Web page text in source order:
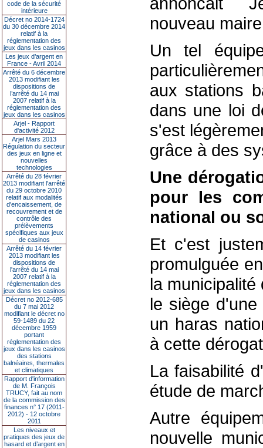
code de la sécurité
intérieure
Décret no 2014-1724
du 30 décembre 2014
relatif à la
réglementation des
jeux dans les casinos
Les jeux d’argent en
France - Avril 2014
Arrêté du 6 décembre
2013 modifiant les
dispositions de
l’arrêté du 14 mai
2007 relatif à la
réglementation des
jeux dans les casinos
Arjel - Rapport
d'activité 2012
Arjel Mars 2013
Régulation du secteur
des jeux en ligne et
nouvelles
technologies
Arrêté du 28 février
2013 modifiant l'arrêté
du 29 octobre 2010
relatif aux modalités
d'encaissement, de
recouvrement et de
contrôle des
prélèvements
spécifiques aux jeux
de casinos
Arrêté du 14 février
2013 modifiant les
dispositions de
l'arrêté du 14 mai
2007 relatif à la
réglementation des
jeux dans les casinos
Décret no 2012-685
du 7 mai 2012
modifiant le décret no
59-1489 du 22
décembre 1959
portant
réglementation des
jeux dans les casinos
des stations
balnéaires, thermales
et climatiques
Rapport d'information
de M. François
TRUCY, fait au nom
de la commission des
finances n° 17 (2011-
2012) - 12 octobre
2011
Les niveaux et
pratiques des jeux de
hasard et d’argent en
nouveau
Un tel
aux stations
dans une loi
s'est
grâce à des
Une
pour les
national ou
Et c'est
promulguée
la
le siège
un haras
à cette
La faisabilité
étude de
Autre
nouvelle